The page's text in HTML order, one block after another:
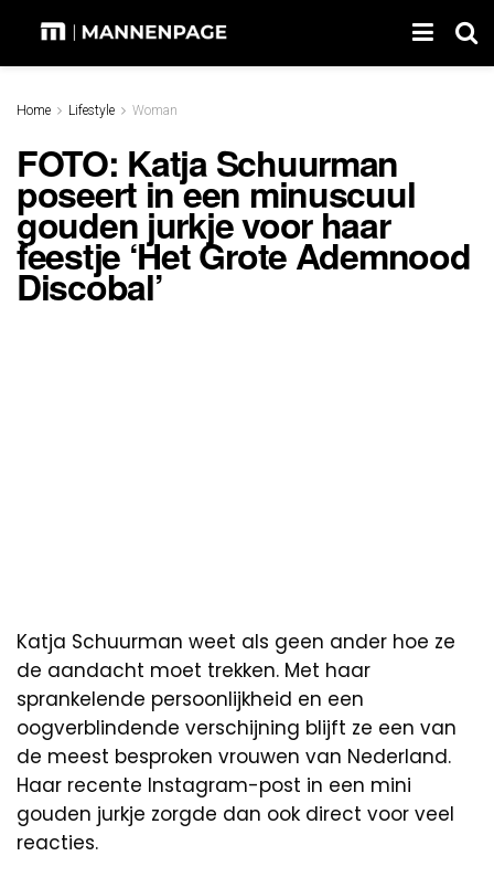
Home Lifestyle Woman
FOTO: Katja Schuurman
poseert in een minuscuul
gouden jurkje voor haar
feestje ‘Het Grote Ademnood
Discobal’
Katja Schuurman weet als geen ander hoe ze
de aandacht moet trekken. Met haar
sprankelende persoonlijkheid en een
oogverblindende verschijning blijft ze een van
de meest besproken vrouwen van Nederland.
Haar recente Instagram-post in een mini
gouden jurkje zorgde dan ook direct voor veel
reacties.